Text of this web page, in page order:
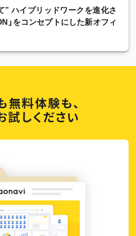
” ハイブリッドワークを進化さ
」をコンセプトにした新オフィ
無料体験も、
試しください